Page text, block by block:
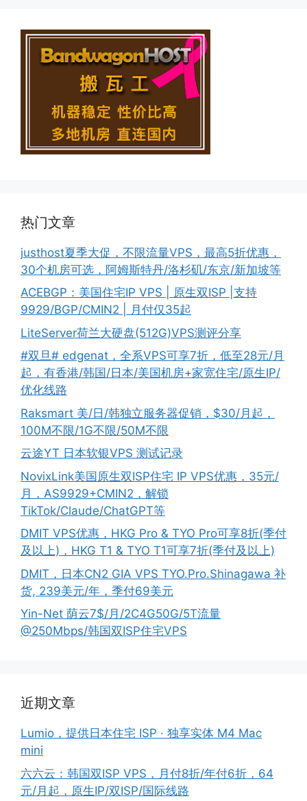
热门文章
justhost夏季大促，不限流量VPS，最高5折优惠，
30个机房可选，阿姆斯特丹/洛杉矶/东京/新加坡等
ACEBGP：美国住宅IP VPS | 原生双ISP |支持
9929/BGP/CMIN2 | 月付仅35起
LiteServer荷兰大硬盘(512G)VPS测评分享
#双旦# edgenat，全系VPS可享7折，低至28元/月
起，有香港/韩国/日本/美国机房+家宽住宅/原生IP/
优化线路
Raksmart 美/日/韩独立服务器促销，$30/月起，
100M不限/1G不限/50M不限
云途YT 日本软银VPS 测试记录
NovixLink美国原生双ISP住宅 IP VPS优惠，35元/
月，AS9929+CMIN2，解锁
TikTok/Claude/ChatGPT等
DMIT VPS优惠，HKG Pro & TYO Pro可享8折(季付
及以上)，HKG T1 & TYO T1可享7折(季付及以上)
DMIT，日本CN2 GIA VPS TYO.Pro.Shinagawa 补
货, 239美元/年，季付69美元
Yin-Net 荫云7$/月/2C4G50G/5T流量
@250Mbps/韩国双ISP住宅VPS
近期文章
Lumio，提供日本住宅 ISP · 独享实体 M4 Mac
mini
六六云：韩国双ISP VPS，月付8折/年付6折，64
元/月起，原生IP/双ISP/国际线路